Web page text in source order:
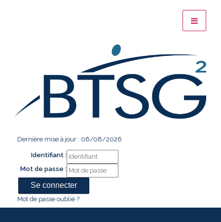
Dernière mise à jour : 06/08/2026
Identifiant :
Mot de passe :
Mot de passe oublié ?